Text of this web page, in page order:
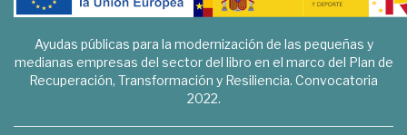
Ayudas públicas para la modernización de las pequeñas y
medianas empresas del sector del libro en el marco del Plan de
Recuperación, Transformación y Resiliencia. Convocatoria
2022.